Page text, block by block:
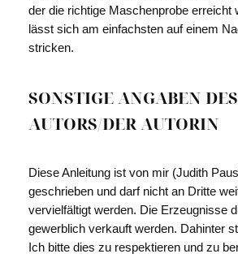
der die richtige Maschenprobe erreicht
lässt sich am einfachsten auf einem
stricken.
SONSTIGE ANGABEN DES
AUTORS/DER AUTORIN
Diese Anleitung ist von mir (Judith
geschrieben und darf nicht an Dritte
vervielfältigt werden. Die Erzeugnisse
gewerblich verkauft werden. Dahinter
Ich bitte dies zu respektieren und zu